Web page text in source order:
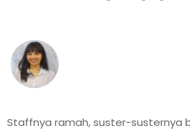
Staffnya ramah, suster-susternya